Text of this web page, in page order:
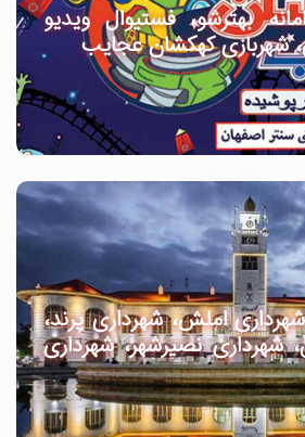
بهترشو، فستیوال ویدیو
شهربازی کهکشان عجایب
املش، شهرداری پرند،
شهرداری نصیرشهر، شهرداری